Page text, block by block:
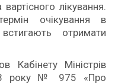
лікування.
очікування в
отримати
Кабінету Міністрів
року № 975 «Про